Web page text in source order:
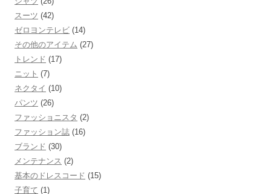
スーツ (42)
ゼロヨンテレビ (14)
その他のアイテム (27)
トレンド (17)
ニット (7)
ネクタイ (10)
パンツ (26)
ファッショニスタ (2)
ファッション誌 (16)
ブランド (30)
メンテナンス (2)
基本のドレスコード (15)
子育て (1)